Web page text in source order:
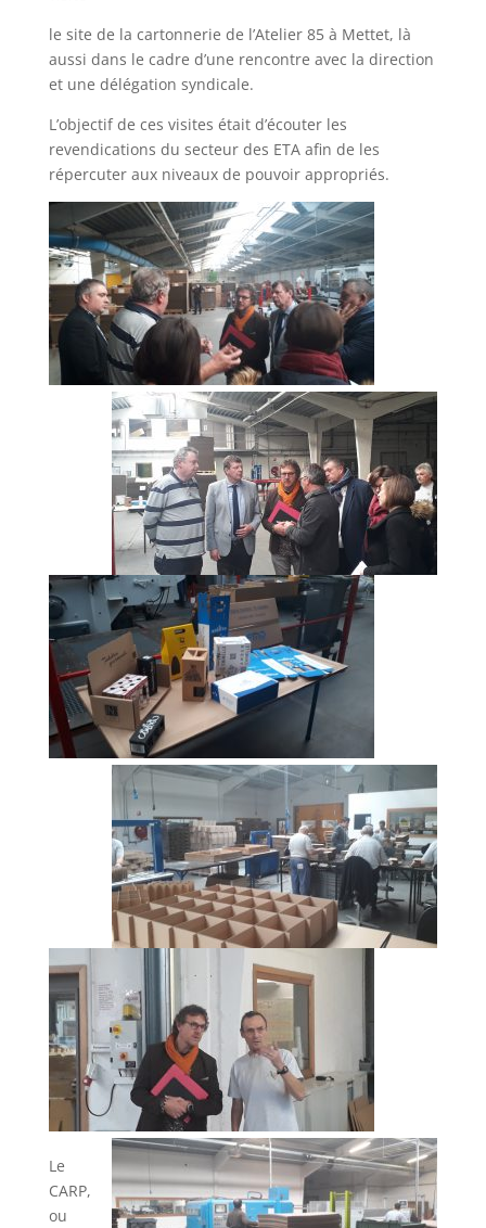
le site de la cartonnerie de l’Atelier 85 à Mettet, là
aussi dans le cadre d’une rencontre avec la direction
et une délégation syndicale.
L’objectif de ces visites était d’écouter les
revendications du secteur des ETA afin de les
répercuter aux niveaux de pouvoir appropriés.
Le
CARP,
ou